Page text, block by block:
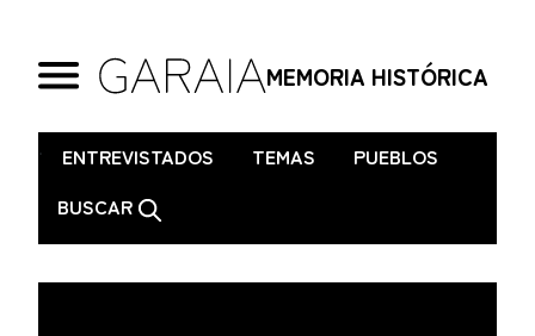
MEMORIA HISTÓRICA
. ENTREVISTADOS TEMAS
PUEBLOS
BUSCAR